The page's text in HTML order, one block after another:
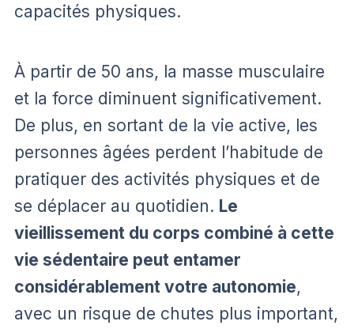
capacités physiques.
À partir de 50 ans, la masse musculaire
et la force diminuent significativement.
De plus, en sortant de la vie active, les
personnes âgées perdent l’habitude de
pratiquer des activités physiques et de
se déplacer au quotidien. Le
vieillissement du corps combiné à cette
vie sédentaire peut entamer
considérablement votre autonomie,
avec un risque de chutes plus important,